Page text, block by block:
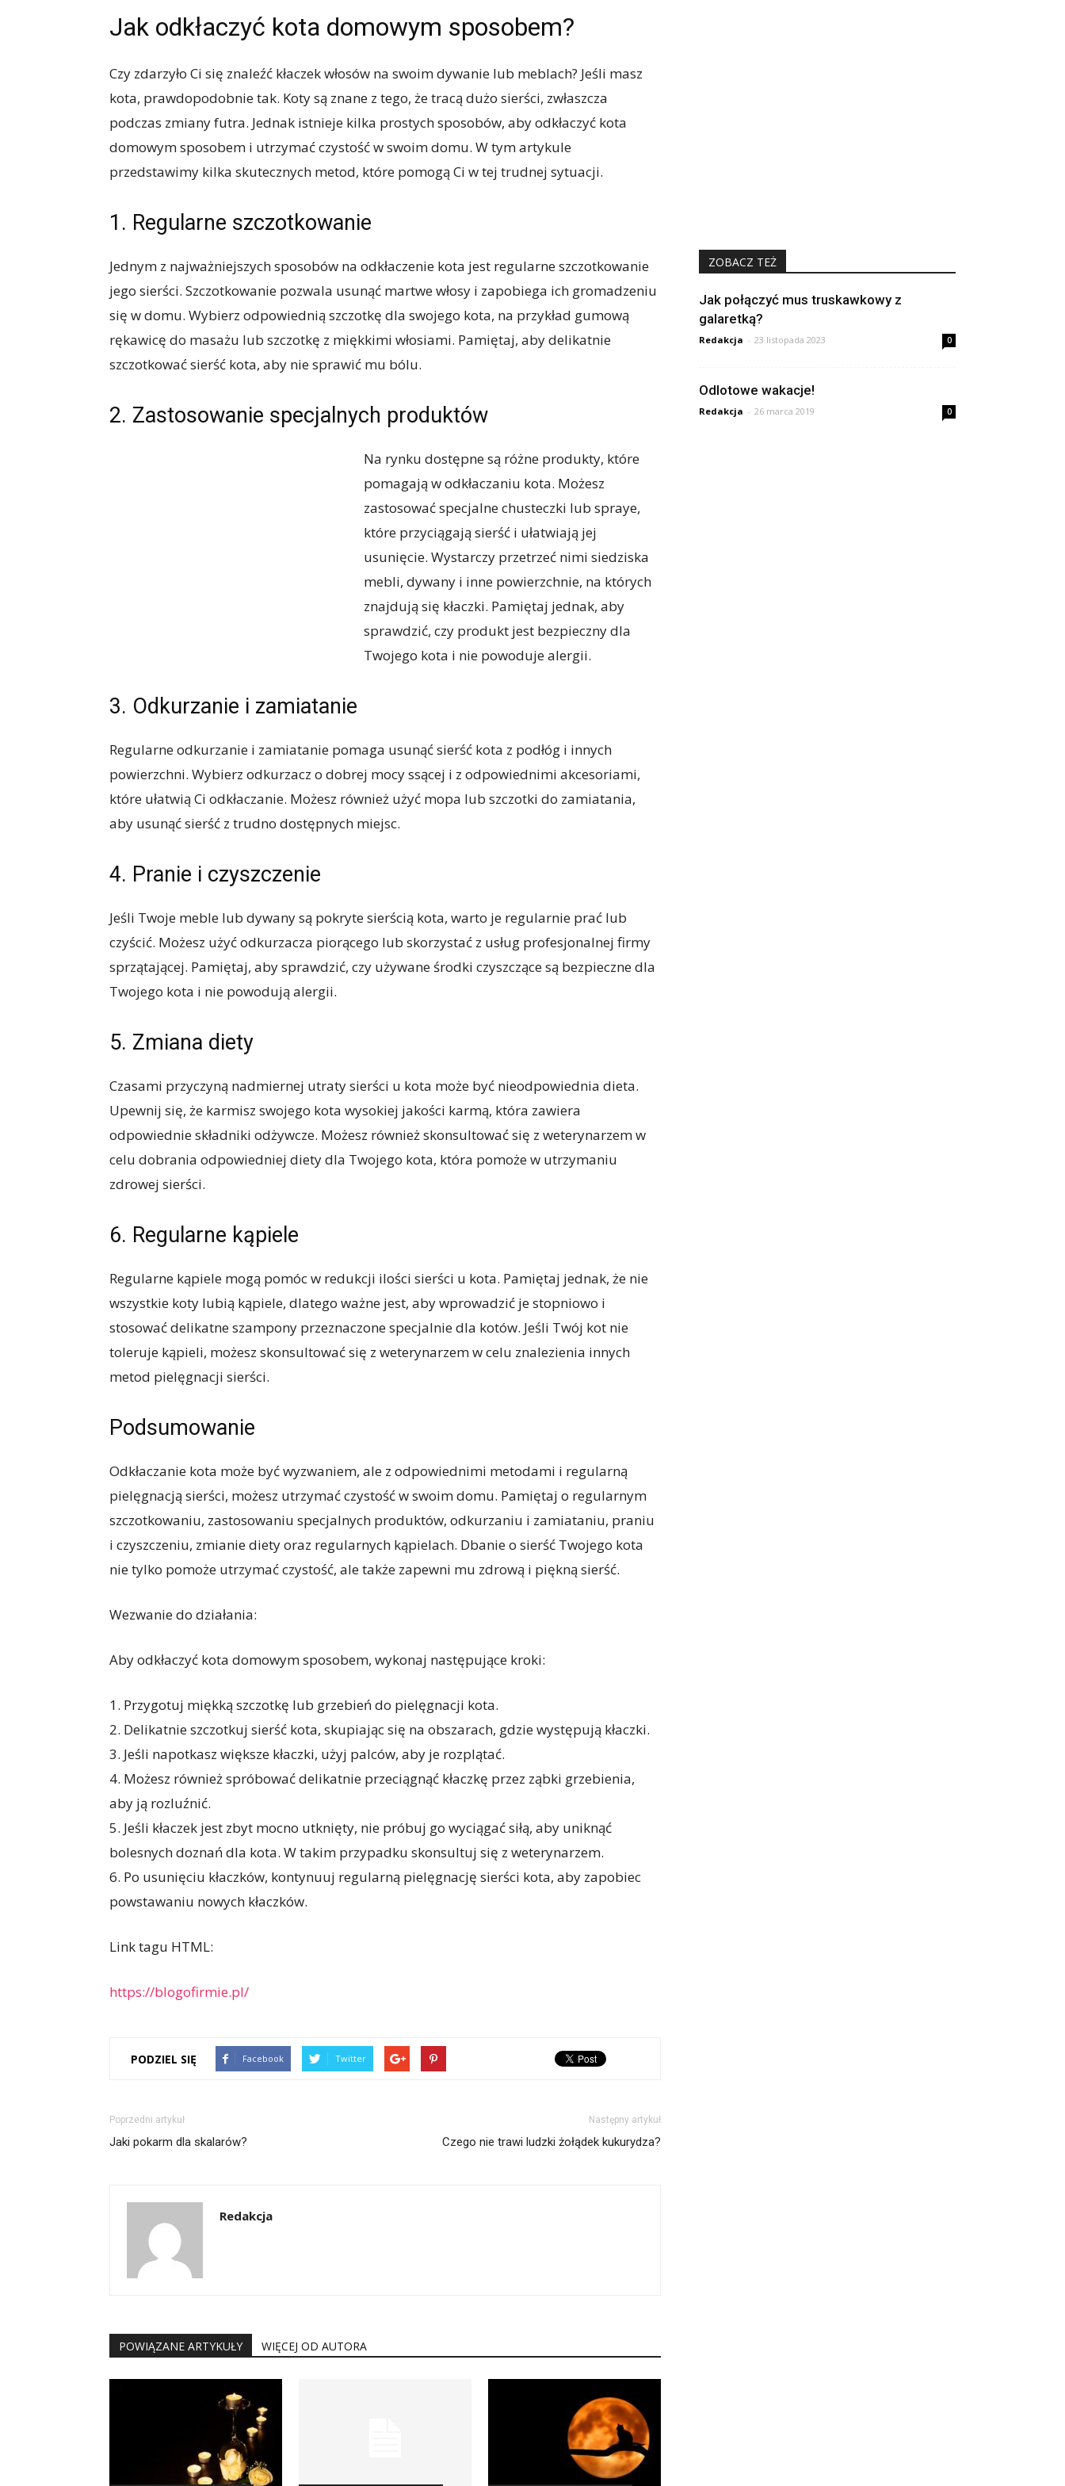
Jak odkłaczyć kota domowym sposobem?
Czy zdarzyło Ci się znaleźć kłaczek włosów na swoim dywanie lub meblach? Jeśli masz
kota, prawdopodobnie tak. Koty są znane z tego, że tracą dużo sierści, zwłaszcza
podczas zmiany futra. Jednak istnieje kilka prostych sposobów, aby odkłaczyć kota
domowym sposobem i utrzymać czystość w swoim domu. W tym artykule
przedstawimy kilka skutecznych metod, które pomogą Ci w tej trudnej sytuacji.
1. Regularne szczotkowanie
Jednym z najważniejszych sposobów na odkłaczenie kota jest regularne szczotkowanie
jego sierści. Szczotkowanie pozwala usunąć martwe włosy i zapobiega ich gromadzeniu
się w domu. Wybierz odpowiednią szczotkę dla swojego kota, na przykład gumową
rękawicę do masażu lub szczotkę z miękkimi włosiami. Pamiętaj, aby delikatnie
szczotkować sierść kota, aby nie sprawić mu bólu.
2. Zastosowanie specjalnych produktów
Na rynku dostępne są różne produkty, które
pomagają w odkłaczaniu kota. Możesz
zastosować specjalne chusteczki lub spraye,
które przyciągają sierść i ułatwiają jej
usunięcie. Wystarczy przetrzeć nimi siedziska
mebli, dywany i inne powierzchnie, na których
znajdują się kłaczki. Pamiętaj jednak, aby
sprawdzić, czy produkt jest bezpieczny dla
Twojego kota i nie powoduje alergii.
3. Odkurzanie i zamiatanie
Regularne odkurzanie i zamiatanie pomaga usunąć sierść kota z podłóg i innych
powierzchni. Wybierz odkurzacz o dobrej mocy ssącej i z odpowiednimi akcesoriami,
które ułatwią Ci odkłaczanie. Możesz również użyć mopa lub szczotki do zamiatania,
aby usunąć sierść z trudno dostępnych miejsc.
4. Pranie i czyszczenie
Jeśli Twoje meble lub dywany są pokryte sierścią kota, warto je regularnie prać lub
czyścić. Możesz użyć odkurzacza piorącego lub skorzystać z usług profesjonalnej firmy
sprzątającej. Pamiętaj, aby sprawdzić, czy używane środki czyszczące są bezpieczne dla
Twojego kota i nie powodują alergii.
5. Zmiana diety
Czasami przyczyną nadmiernej utraty sierści u kota może być nieodpowiednia dieta.
Upewnij się, że karmisz swojego kota wysokiej jakości karmą, która zawiera
odpowiednie składniki odżywcze. Możesz również skonsultować się z weterynarzem w
celu dobrania odpowiedniej diety dla Twojego kota, która pomoże w utrzymaniu
zdrowej sierści.
6. Regularne kąpiele
Regularne kąpiele mogą pomóc w redukcji ilości sierści u kota. Pamiętaj jednak, że nie
wszystkie koty lubią kąpiele, dlatego ważne jest, aby wprowadzić je stopniowo i
stosować delikatne szampony przeznaczone specjalnie dla kotów. Jeśli Twój kot nie
toleruje kąpieli, możesz skonsultować się z weterynarzem w celu znalezienia innych
metod pielęgnacji sierści.
Podsumowanie
Odkłaczanie kota może być wyzwaniem, ale z odpowiednimi metodami i regularną
pielęgnacją sierści, możesz utrzymać czystość w swoim domu. Pamiętaj o regularnym
szczotkowaniu, zastosowaniu specjalnych produktów, odkurzaniu i zamiataniu, praniu
i czyszczeniu, zmianie diety oraz regularnych kąpielach. Dbanie o sierść Twojego kota
nie tylko pomoże utrzymać czystość, ale także zapewni mu zdrową i piękną sierść.
Wezwanie do działania:
Aby odkłaczyć kota domowym sposobem, wykonaj następujące kroki:
1. Przygotuj miękką szczotkę lub grzebień do pielęgnacji kota.
2. Delikatnie szczotkuj sierść kota, skupiając się na obszarach, gdzie występują kłaczki.
3. Jeśli napotkasz większe kłaczki, użyj palców, aby je rozplątać.
4. Możesz również spróbować delikatnie przeciągnąć kłaczkę przez ząbki grzebienia,
aby ją rozluźnić.
5. Jeśli kłaczek jest zbyt mocno utknięty, nie próbuj go wyciągać siłą, aby uniknąć
bolesnych doznań dla kota. W takim przypadku skonsultuj się z weterynarzem.
6. Po usunięciu kłaczków, kontynuuj regularną pielęgnację sierści kota, aby zapobiec
powstawaniu nowych kłaczków.
Link tagu HTML:
https://blogofirmie.pl/
PODZIEL SIĘ Facebook Twitter
Poprzedni artykuł
Jaki pokarm dla skalarów?
Następny artykuł
Czego nie trawi ludzki żołądek kukurydza?
Redakcja
POWIĄZANE ARTYKUŁY WIĘCEJ OD AUTORA
ZOBACZ TEŻ
Jak połączyć mus truskawkowy z
galaretką?
Redakcja - 23 listopada 2023 0
Odlotowe wakacje!
Redakcja - 26 marca 2019 0